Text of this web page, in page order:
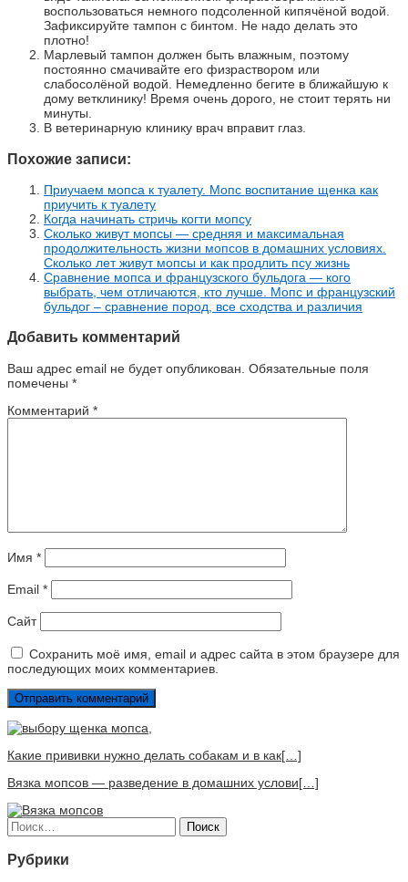
воспользоваться немного подсоленной кипячёной водой.
Зафиксируйте тампон с бинтом. Не надо делать это
плотно!
Марлевый тампон должен быть влажным, поэтому
постоянно смачивайте его физраствором или
слабосолёной водой. Немедленно бегите в ближайшую к
дому ветклинику! Время очень дорого, не стоит терять ни
минуты.
В ветеринарную клинику врач вправит глаз.
Похожие записи:
Приучаем мопса к туалету. Мопс воспитание щенка как
приучить к туалету
Когда начинать стричь когти мопсу
Сколько живут мопсы — средняя и максимальная
продолжительность жизни мопсов в домашних условиях.
Сколько лет живут мопсы и как продлить псу жизнь
Сравнение мопса и французского бульдога — кого
выбрать, чем отличаются, кто лучше. Мопс и французский
бульдог – сравнение пород, все сходства и различия
Добавить комментарий
Ваш адрес email не будет опубликован. Обязательные поля
помечены *
Комментарий *
Имя *
Email *
Сайт
Сохранить моё имя, email и адрес сайта в этом браузере для
последующих моих комментариев.
Какие прививки нужно делать собакам и в как[…]
Вязка мопсов — разведение в домашних услови[…]
Найти:
Рубрики